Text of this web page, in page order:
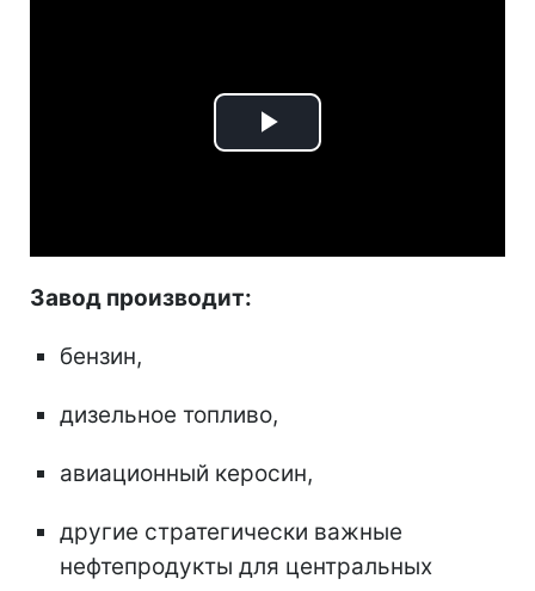
Play
Завод производит:
бензин,
дизельное топливо,
авиационный керосин,
другие стратегически важные
нефтепродукты для центральных